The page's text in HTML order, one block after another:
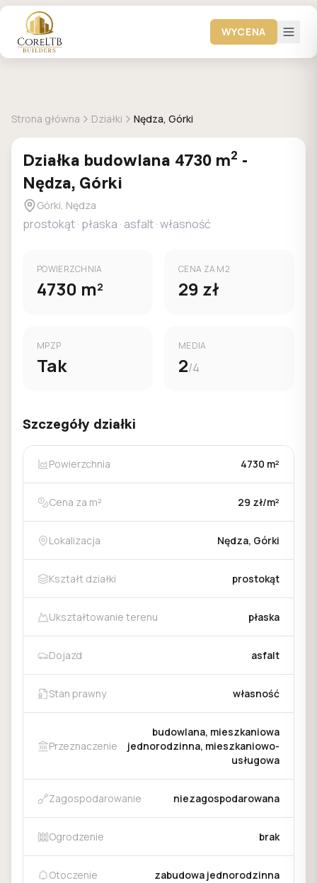
WYCENA
Strona główna Działki Nędza, Górki
Działka budowlana 4730 m2 -
Nędza, Górki
Górki, Nędza
prostokąt· płaska · asfalt· własność
POWIERZCHNIA
4730 m2
CENA ZA M2
29 zł
MPZP
Tak
MEDIA
2/4
Szczegóły działki
Powierzchnia 4730 m²
Cena za m² 29 zł/m²
Lokalizacja Nędza, Górki
Kształt działki prostokąt
Ukształtowanie terenu płaska
Dojazd asfalt
Stan prawny własność
Przeznaczenie
budowlana, mieszkaniowa
jednorodzinna, mieszkaniowo-
usługowa
Zagospodarowanie niezagospodarowana
Ogrodzenie brak
Otoczenie zabudowa jednorodzinna